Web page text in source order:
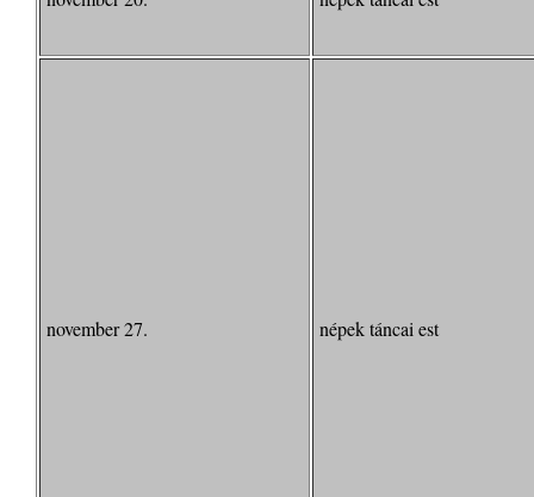
november 27. népek táncai est